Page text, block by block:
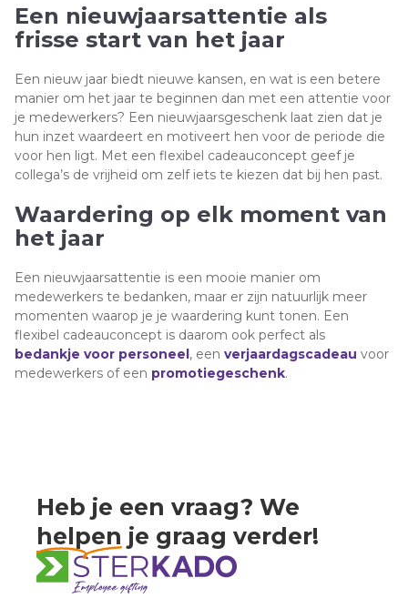
Een nieuwjaarsattentie als
frisse start van het jaar
Een nieuw jaar biedt nieuwe kansen, en wat is een betere
manier om het jaar te beginnen dan met een attentie voor
je medewerkers? Een nieuwjaarsgeschenk laat zien dat je
hun inzet waardeert en motiveert hen voor de periode die
voor hen ligt. Met een flexibel cadeauconcept geef je
collega’s de vrijheid om zelf iets te kiezen dat bij hen past.
Waardering op elk moment van
het jaar
Een nieuwjaarsattentie is een mooie manier om
medewerkers te bedanken, maar er zijn natuurlijk meer
momenten waarop je je waardering kunt tonen. Een
flexibel cadeauconcept is daarom ook perfect als
bedankje voor personeel, een verjaardagscadeau voor
medewerkers of een promotiegeschenk.
Heb je een vraag? We
helpen je graag verder!